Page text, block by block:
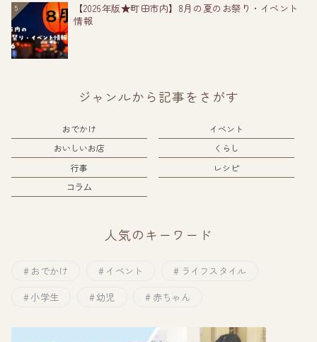
5
【2026年版★町田市内】8月の夏のお祭り・イベント
情報
ジャンルから記事をさがす
おでかけ
イベント
おいしいお店
くらし
行事
レシピ
コラム
人気のキーワード
おでかけ イベント
ライフスタイル
小学生
幼児 赤ちゃん